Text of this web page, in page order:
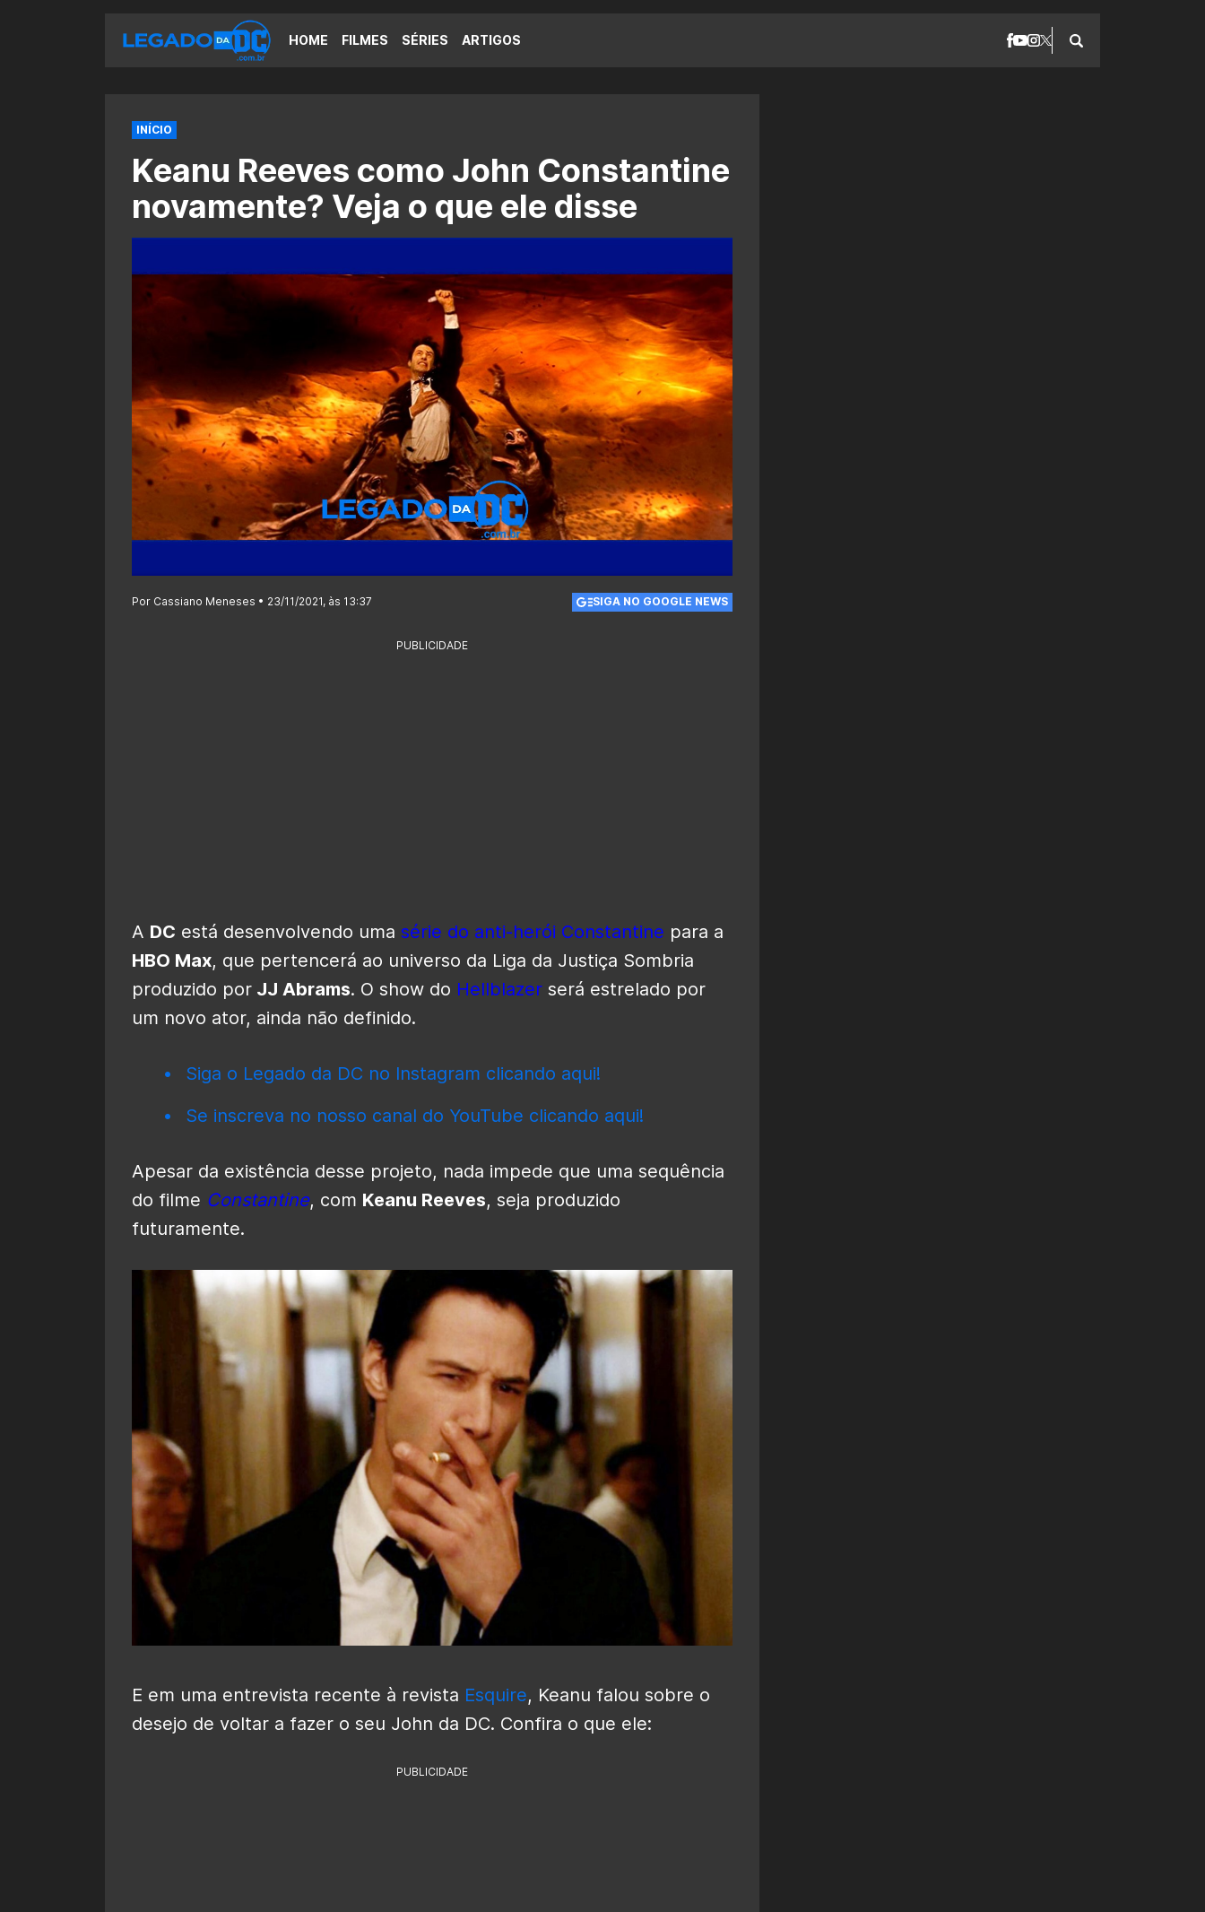
HOME FILMES SÉRIES ARTIGOS
INÍCIO
Keanu Reeves como John Constantine
novamente? Veja o que ele disse
Por Cassiano Meneses • 23/11/2021, às 13:37 SIGA NO GOOGLE NEWS
PUBLICIDADE
A DC está desenvolvendo uma série do anti-herói Constantine para a
HBO Max, que pertencerá ao universo da Liga da Justiça Sombria
produzido por JJ Abrams. O show do Hellblazer será estrelado por
um novo ator, ainda não definido.
Siga o Legado da DC no Instagram clicando aqui!
Se inscreva no nosso canal do YouTube clicando aqui!
Apesar da existência desse projeto, nada impede que uma sequência
do filme Constantine, com Keanu Reeves, seja produzido
futuramente.
E em uma entrevista recente à revista Esquire, Keanu falou sobre o
desejo de voltar a fazer o seu John da DC. Confira o que ele:
PUBLICIDADE